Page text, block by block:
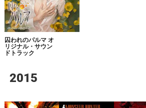
囚われのパルマ オ
リジナル・サウン
ドトラック
2015